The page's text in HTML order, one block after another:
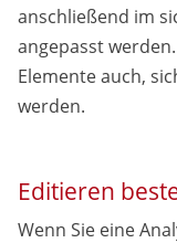
anschließend im
angepasst
Elemente auch,
werden.
Editieren
Wenn Sie eine